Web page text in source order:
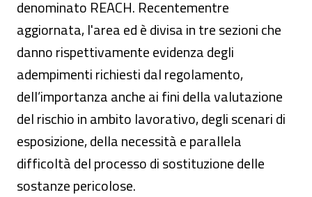
denominato REACH. Recentementre
aggiornata, l'area ed è divisa in tre sezioni che
danno rispettivamente evidenza degli
adempimenti richiesti dal regolamento,
dell’importanza anche ai fini della valutazione
del rischio in ambito lavorativo, degli scenari di
esposizione, della necessità e parallela
difficoltà del processo di sostituzione delle
sostanze pericolose.